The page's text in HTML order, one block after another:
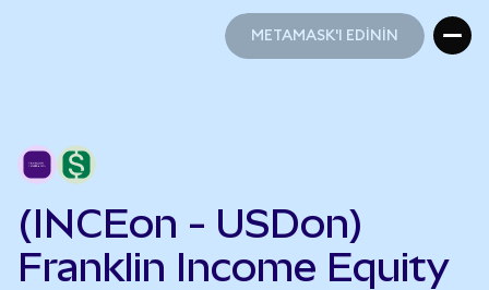
METAMASK'I EDİNİN
(INCEon - USDon)
Franklin Income Equity